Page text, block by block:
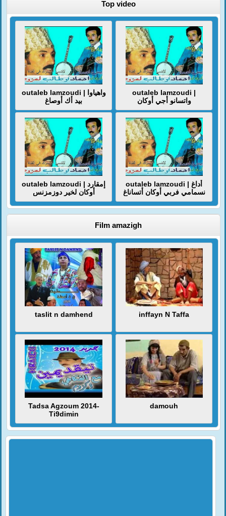
Top video
outaleb lamzoudi | واهياوا
بيد أك أوصاغ
outaleb lamzoudi |
واتسانو أجي أوكان
outaleb lamzoudi | إمقارد
أوكان لخير دوزمزنس
outaleb lamzoudi | أداغ
نسمامي فربي أوكان أتساناغ
Film amazigh
taslit n damhend inffayn N Taffa
Tadsa Agzoum 2014-
Ti9dimin
damouh